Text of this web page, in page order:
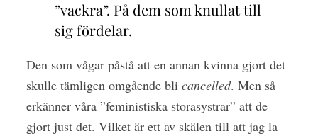
”vackra”. På dem som knullat till
sig fördelar.
Den som vågar påstå att en annan kvinna gjort det
skulle tämligen omgående bli cancelled. Men så
erkänner våra ”feministiska storasystrar” att de
gjort just det. Vilket är ett av skälen till att jag la